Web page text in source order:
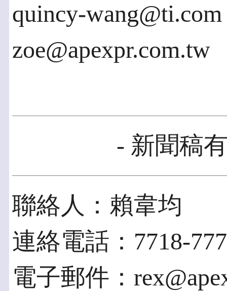
quincy-wang@ti.com
zoe@apexpr.com.tw
- 新聞稿
聯絡人：賴韋均
連絡電話：7718-
電子郵件：